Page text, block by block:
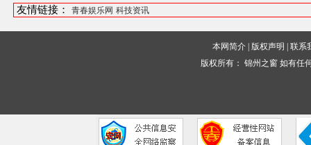
友情链接： 青春娱乐网 科技资讯
本网简介 版权声明 |联系
版权所有：锦州之窗 如有任